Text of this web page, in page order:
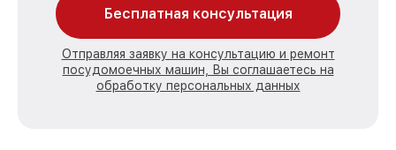
Бесплатная консультация
Отправляя заявку на консультацию и ремонт
посудомоечных машин, Вы соглашаетесь на
обработку персональных данных